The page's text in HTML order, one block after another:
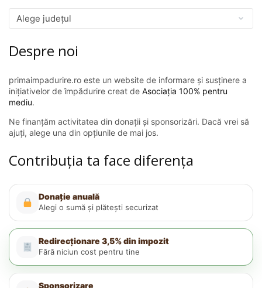
Despre noi
primaimpadurire.ro este un website de informare și susținere a
inițiativelor de împădurire creat de Asociația 100% pentru
mediu.
Ne finanțăm activitatea din donații și sponsorizări. Dacă vrei să
ajuți, alege una din opțiunile de mai jos.
Contribuția ta face diferența
Donație anuală
Alegi o sumă și plătești securizat
Redirecționare 3,5% din impozit
Fără niciun cost pentru tine
Sponsorizare